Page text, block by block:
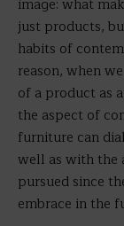
image: what
just products,
habits of
reason, when
of a product as
the aspect of
furniture can
well as with the
pursued since
embrace in the